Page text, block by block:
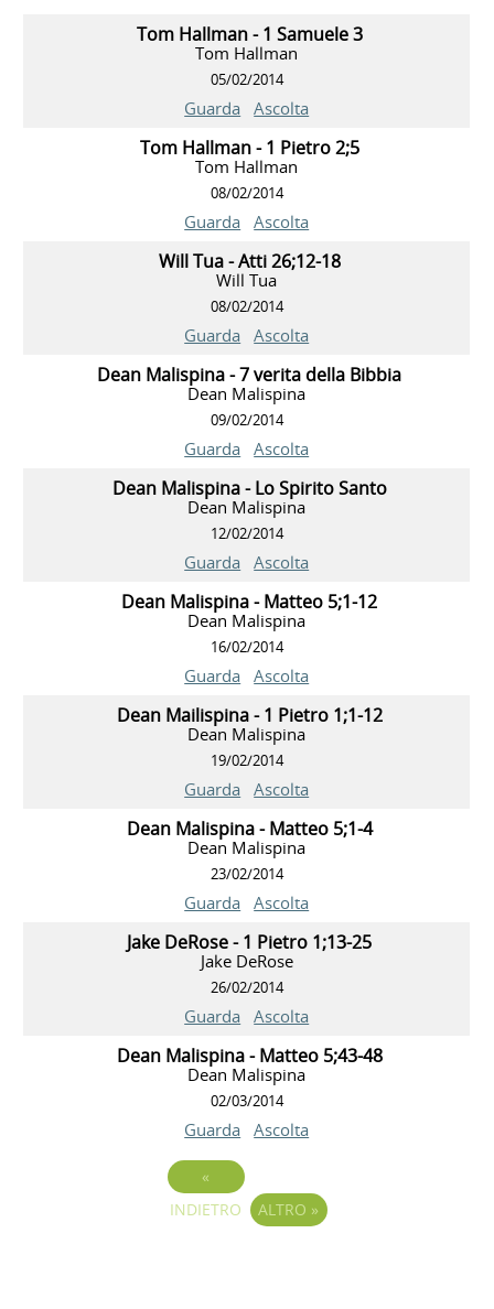
Tom Hallman - 1 Samuele 3
Tom Hallman
05/02/2014
Guarda Ascolta
Tom Hallman - 1 Pietro 2;5
Tom Hallman
08/02/2014
Guarda Ascolta
Will Tua - Atti 26;12-18
Will Tua
08/02/2014
Guarda Ascolta
Dean Malispina - 7 verita della Bibbia
Dean Malispina
09/02/2014
Guarda Ascolta
Dean Malispina - Lo Spirito Santo
Dean Malispina
12/02/2014
Guarda Ascolta
Dean Malispina - Matteo 5;1-12
Dean Malispina
16/02/2014
Guarda Ascolta
Dean Mailispina - 1 Pietro 1;1-12
Dean Malispina
19/02/2014
Guarda Ascolta
Dean Malispina - Matteo 5;1-4
Dean Malispina
23/02/2014
Guarda Ascolta
Jake DeRose - 1 Pietro 1;13-25
Jake DeRose
26/02/2014
Guarda Ascolta
Dean Malispina - Matteo 5;43-48
Dean Malispina
02/03/2014
Guarda Ascolta
«
INDIETRO
ALTRO »